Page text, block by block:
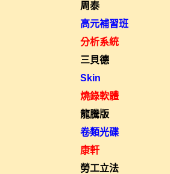
周泰
高元補習班
分析系統
三貝德
Skin
燒錄軟體
龍騰版
卷類光碟
康軒
勞工立法